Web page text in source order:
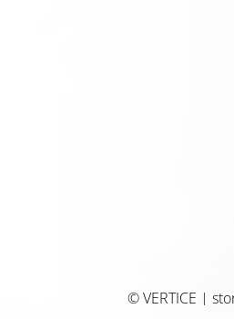
© VERTICE |